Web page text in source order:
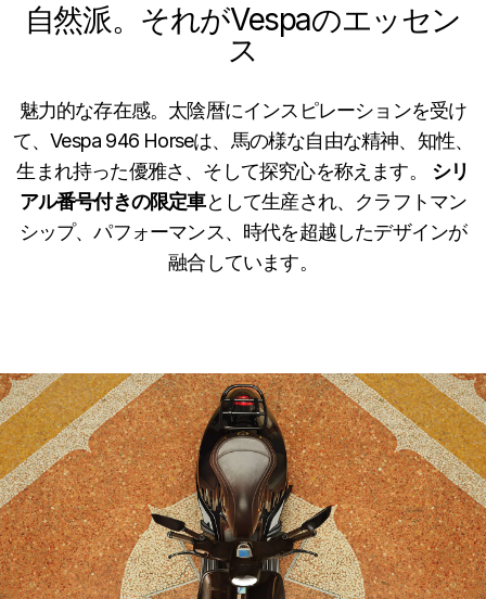
自然派。それがVespaのエッセン
ス
魅力的な存在感。太陰暦にインスピレーションを受け
て、Vespa 94​​6 Horseは、馬の様な自由な精神、知性、
生まれ持った優雅さ、そして探究心を称えます。 シリ
アル番号付きの限定車として生産され、クラフトマン
シップ、パフォーマンス、時代を超越したデザインが
融合しています。